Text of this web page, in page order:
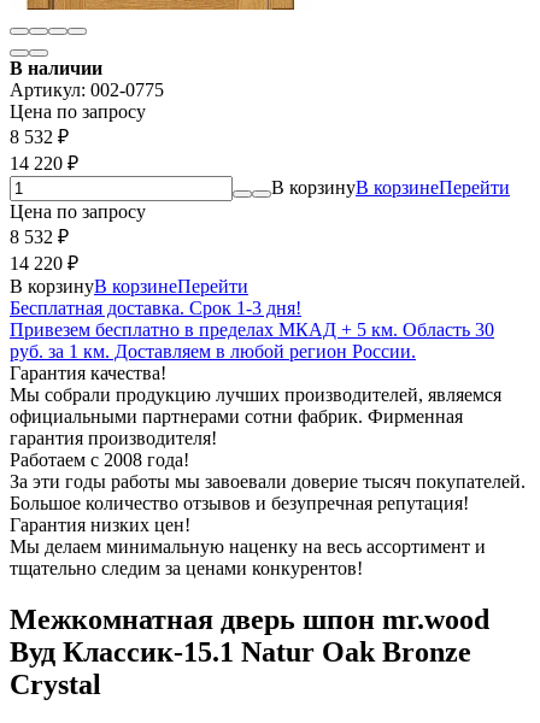
В наличии
Артикул: 002-0775
Цена по запросу
8 532 ₽
14 220 ₽
В корзинуВ корзинеПерейти
Цена по запросу
8 532 ₽
14 220 ₽
В корзинуВ корзинеПерейти
Бесплатная доставка. Срок 1-3 дня!
Привезем бесплатно в пределах МКАД + 5 км. Область 30
руб. за 1 км. Доставляем в любой регион России.
Гарантия качества!
Мы собрали продукцию лучших производителей, являемся
официальными партнерами сотни фабрик. Фирменная
гарантия производителя!
Работаем с 2008 года!
За эти годы работы мы завоевали доверие тысяч покупателей.
Большое количество отзывов и безупречная репутация!
Гарантия низких цен!
Мы делаем минимальную наценку на весь ассортимент и
тщательно следим за ценами конкурентов!
Межкомнатная дверь шпон mr.wood
Вуд Классик-15.1 Natur Oak Bronze
Сrystal